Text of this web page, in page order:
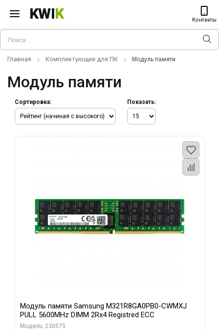
KWIK Контакты
Главная Комплектующие для ПК Модуль памяти
Модуль памяти
Сортировка: Показать:
Модуль памяти Samsung M321R8GA0PB0-CWMXJ
PULL 5600MHz DIMM 2Rx4 Registred ECC
Модель: 230575